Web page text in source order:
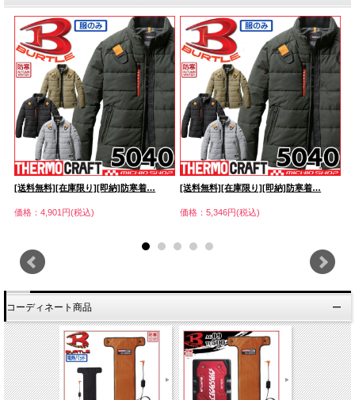
[送料無料][在庫限り][即納]防寒着…
価格：4,901円(税込)
[送料無料][在庫限り][即納]防寒着…
価格：5,346円(税込)
コーディネート商品